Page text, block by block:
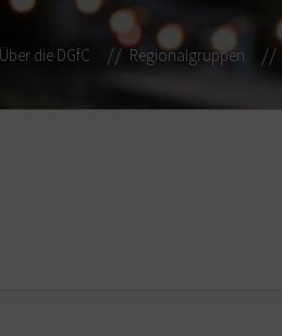
Über die DGfC Regionalgruppen